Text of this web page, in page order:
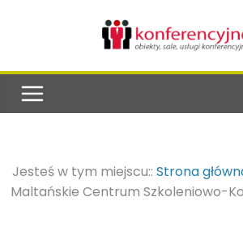
Jesteś w tym miejscu:: Strona
Maltańskie Centrum Szkoleniowo-